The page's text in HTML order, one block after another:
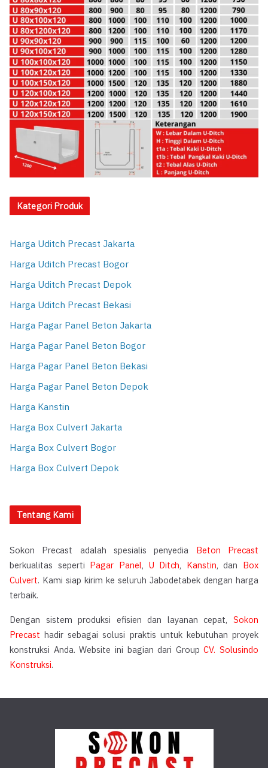
Kategori Produk
Harga Uditch Precast Jakarta
Harga Uditch Precast Bogor
Harga Uditch Precast Depok
Harga Uditch Precast Bekasi
Harga Pagar Panel Beton Jakarta
Harga Pagar Panel Beton Bogor
Harga Pagar Panel Beton Bekasi
Harga Pagar Panel Beton Depok
Harga Kanstin
Harga Box Culvert Jakarta
Harga Box Culvert Bogor
Harga Box Culvert Depok
Tentang Kami
Sokon Precast adalah spesialis penyedia Beton Precast
berkualitas seperti Pagar Panel, U Ditch, Kanstin, dan Box
Culvert. Kami siap kirim ke seluruh Jabodetabek dengan harga
terbaik.
Dengan sistem produksi efisien dan layanan cepat, Sokon
Precast hadir sebagai solusi praktis untuk kebutuhan proyek
konstruksi Anda. Website ini bagian dari GroupCV. Solusindo
Konstruksi.